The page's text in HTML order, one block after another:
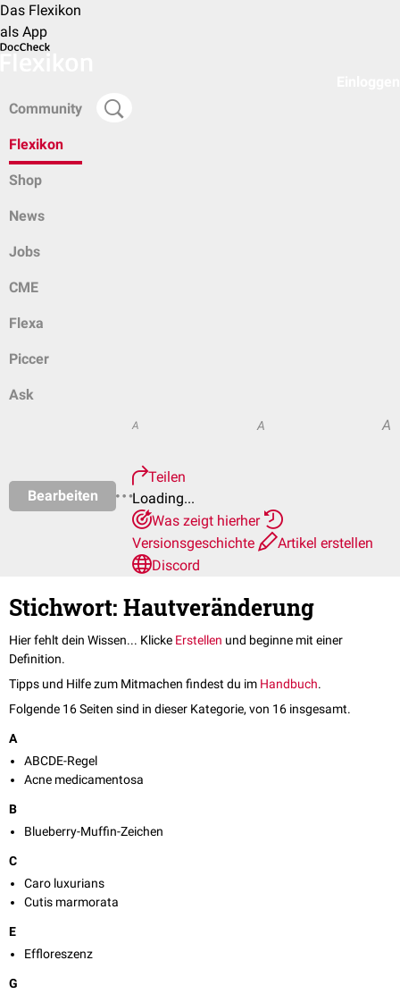
Das Flexikon
als App
Community
Flexikon
Shop
News
Jobs
CME
Flexa
Piccer
Ask
Bearbeiten
A A A
Teilen
Loading...
Was zeigt hierher
Versionsgeschichte
Artikel erstellen
Discord
Stichwort: Hautveränderung
Hier fehlt dein Wissen... Klicke Erstellen und beginne mit einer
Definition.
Tipps und Hilfe zum Mitmachen findest du im Handbuch.
Folgende 16 Seiten sind in dieser Kategorie, von 16 insgesamt.
A
ABCDE-Regel
Acne medicamentosa
B
Blueberry-Muffin-Zeichen
C
Caro luxurians
Cutis marmorata
E
Effloreszenz
G